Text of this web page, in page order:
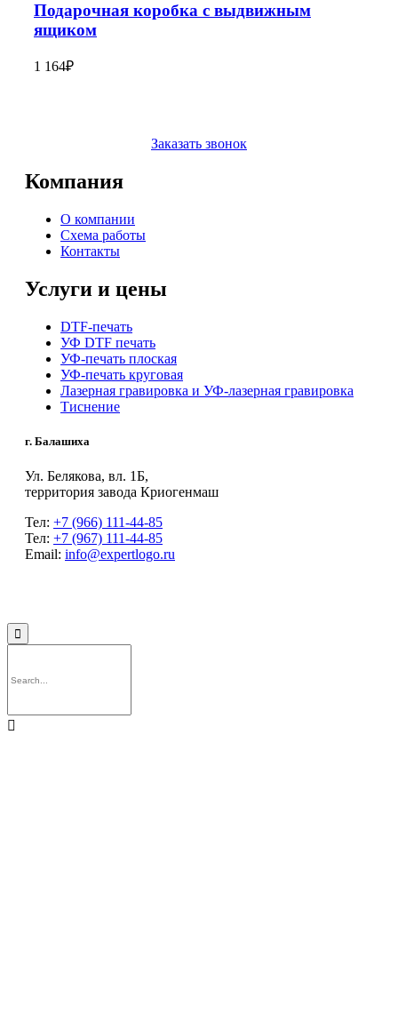
Подарочная коробка с выдвижным
ящиком
1 164₽
Заказать звонок
Компания
О компании
Схема работы
Контакты
Услуги и цены
DTF-печать
УФ DTF печать
УФ-печать плоская
УФ-печать круговая
Лазерная гравировка и УФ-лазерная гравировка
Тиснение
г. Балашиха
Ул. Белякова, вл. 1Б,
территория завода Криогенмаш
Тел: +7 (966) 111-44-85
Тел: +7 (967) 111-44-85
Email: info@expertlogo.ru

